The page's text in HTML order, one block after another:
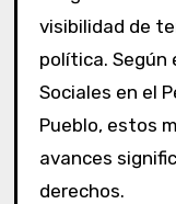
visibilidad de
política. Según
Sociales en el
Pueblo, estos
avances
derechos.